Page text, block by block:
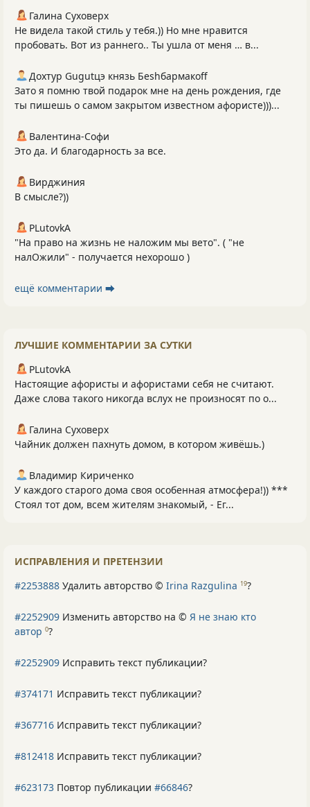
Галина Суховерх
Не видела такой стиль у тебя.)) Но мне нравится
пробовать. Вот из раннего.. Ты ушла от меня … в...
Дохтур Gugutцэ князь Беshбармакоff
Зато я помню твой подарок мне на день рождения, где
ты пишешь о самом закрытом известном афористе)))...
Валентина-Софи
Это да. И благодарность за все.
Вирджиния
В смысле?))
PLutоvkА
"На право на жизнь не наложим мы вето". ( "не
налОжили" - получается нехорошо )
ещё комментарии ⮕
ЛУЧШИЕ КОММЕНТАРИИ ЗА СУТКИ
PLutоvkА
Настоящие афористы и афористами себя не считают.
Даже слова такого никогда вслух не произносят по о...
Галина Суховерх
Чайник должен пахнуть домом, в котором живёшь.)
Владимир Кириченко
У каждого старого дома своя особенная атмосфера!)) ***
Стоял тот дом, всем жителям знакомый, - Ег...
ИСПРАВЛЕНИЯ И ПРЕТЕНЗИИ
#2253888 Удалить авторство © Irina Razgulina 19?
#2252909 Изменить авторство на © Я не знаю кто
автор 0?
#2252909 Исправить текст публикации?
#374171 Исправить текст публикации?
#367716 Исправить текст публикации?
#812418 Исправить текст публикации?
#623173 Повтор публикации #66846?